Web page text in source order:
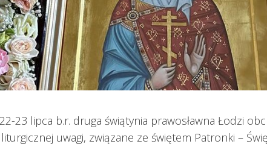
23 lipca b.r. druga świątynia prawosławna Łodzi
uwagi, związane ze świętem Patronki –